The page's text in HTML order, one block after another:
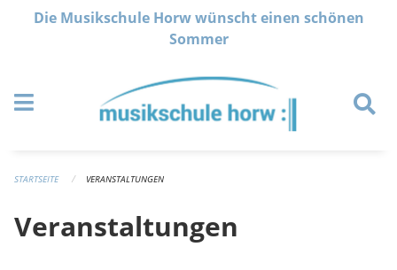
Navigation überspringen
Die Musikschule Horw wünscht einen schönen
Sommer
STARTSEITE VERANSTALTUNGEN
Veranstaltungen